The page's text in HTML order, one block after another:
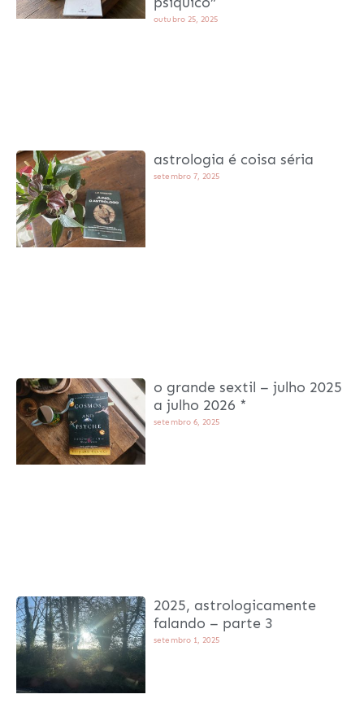
outubro 25, 2025
astrologia é coisa séria
setembro 7, 2025
o grande sextil – julho 2025
a julho 2026 *
setembro 6, 2025
2025, astrologicamente
falando – parte 3
setembro 1, 2025